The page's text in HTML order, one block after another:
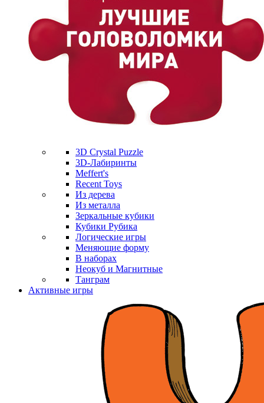
3D Crystal Puzzle
3D-Лабиринты
Meffert's
Recent Toys
Из дерева
Из металла
Зеркальные кубики
Кубики Рубика
Логические игры
Меняющие форму
В наборах
Неокуб и Магнитные
Танграм
Активные игры